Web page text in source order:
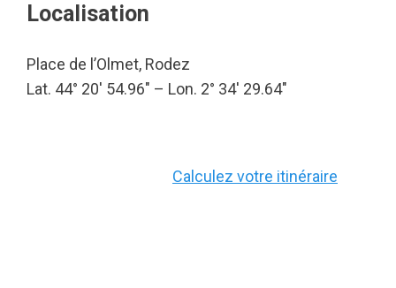
Localisation
Place de l’Olmet, Rodez
Lat. 44° 20′ 54.96″ – Lon. 2° 34′ 29.64″
Calculez votre itinéraire